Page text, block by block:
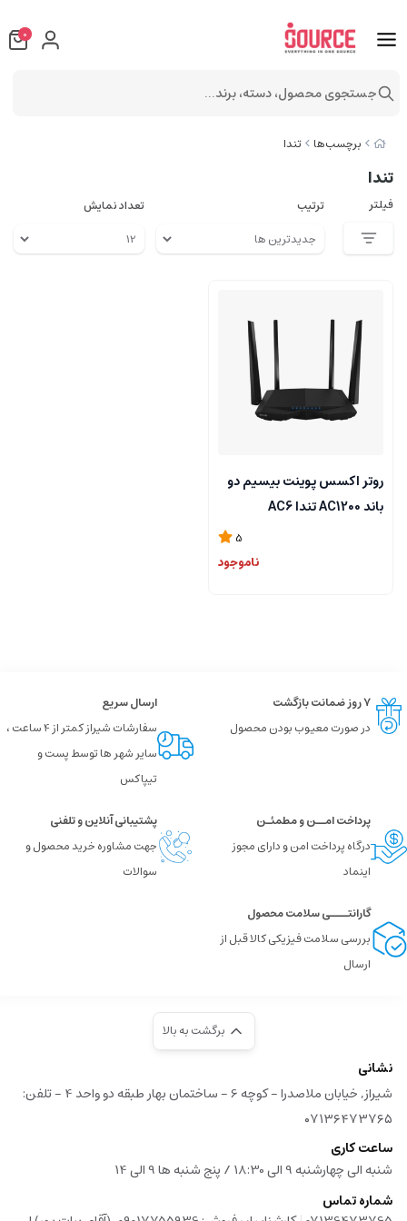
برچسب‌ها تندا
تندا
فیلتر ترتیب تعداد نمایش
روتر اکسس پوینت بیسیم دو
باند AC1200 تندا AC6
5
ناموجود
۷ روز ضمانت بازگشت
در صورت معیوب بودن محصول
ارسال سریع
سفارشات شیراز کمتر از 4 ساعت ،
سایر شهر ها توسط پست و
تیپاکس
پرداخت امــن و مطمئـن
درگاه پرداخت امن و دارای مجوز
اینماد
پشتیبانی آنلاین و تلفنی
جهت مشاوره خرید محصول و
سوالات
گارانتــــی سلامت محصول
بررسی سلامت فیزیکی کالا قبل از
ارسال
برگشت به بالا
نشانی
شیراز, خیابان ملاصدرا - کوچه 6 - ساختمان بهار طبقه دو واحد 4 - تلفن:
۰۷۱۳۶۴۷۳۷۶۵
ساعت کاری
شنبه الی چهارشنبه 9 الی 18:30 / پنج شنبه ها 9 الی 14
شماره تماس
0
جستجوی محصول، دسته، برند...